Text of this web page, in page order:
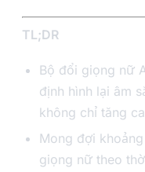
TL;DR
Bộ đổi giọng nữ
định hình lại âm
không chỉ tăng
Mong đợi
giọng nữ theo